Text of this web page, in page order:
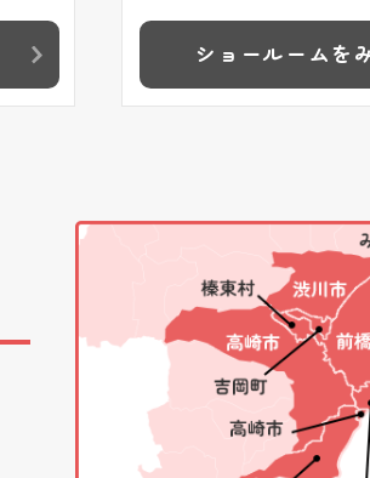
ショールームを